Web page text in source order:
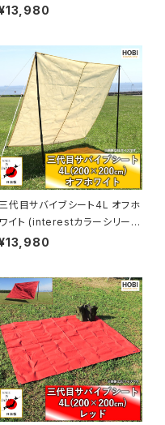
【日本製】極軽上質帆布
ート 頑丈ハトメ×4 キャンプ ア
ウトドア レジャー マット 海 ビー
おしゃれ タン [MADE IN JA
代目サバイブシート4L オフホ
ワイト (interestカラーシリー
) [HOBI]【日本製】極軽上質
シート 頑丈ハトメ×4 キャンプ
ウトドア レジャー マット 海 ビ
チ おしゃれ 白 [MADE IN JA